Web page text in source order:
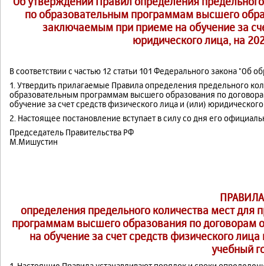
по образовательным программам высшего
заключаемым при приеме на обучение за
юридического лица, на
В соответствии с частью 12 статьи 101 Федерального закона "Об
1. Утвердить прилагаемые Правила определения предельного
образовательным программам высшего образования по
обучение за счет средств физического лица и (или)
2. Настоящее постановление вступает в силу со дня его
Председатель Правительства РФ
М.Мишустин
ПРАВИЛА
определения предельного количества мест
программам высшего образования по
на обучение за счет средств физического
учебный